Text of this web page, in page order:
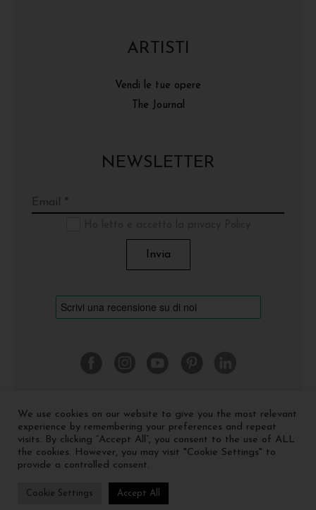
ARTISTI
Vendi le tue opere
The Journal
NEWSLETTER
© 2026 Cinquerosso Arte S.r.l. a socio unico - p.Iva
04035591207 -Privacy policy-Cookie policy
We use cookies on our website to give you the most relevant
experience by remembering your preferences and repeat
visits. By clicking “Accept All”, you consent to the use of ALL
the cookies. However, you may visit "Cookie Settings" to
provide a controlled consent.
Cookie Settings Accept All